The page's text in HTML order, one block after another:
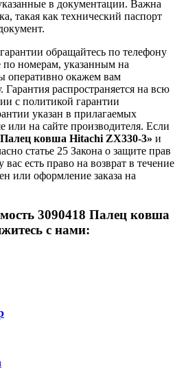
в документации. Важна
такая как технический паспорт
обращайтесь по телефону
по номерам, указанным на
оперативно окажем вам
распространяется на всю
с политикой гарантии
указан в прилагаемых
или на сайте производителя. Если
Палец ковша Hitachi ZX330-3» и
статье 25 Закона о защите прав
есть право на возврат в течение
или оформление заказа на
3090418 Палец ковша
с нами: